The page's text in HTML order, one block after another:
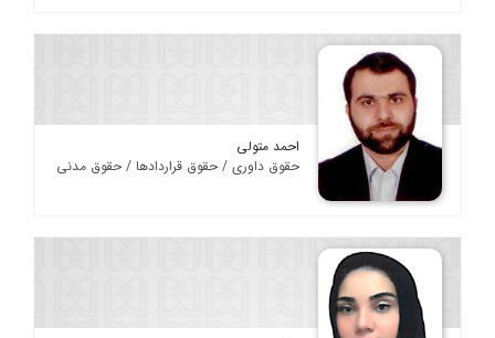
احمد متولی
حقوق داوری / حقوق قراردادها / حقوق مدنی